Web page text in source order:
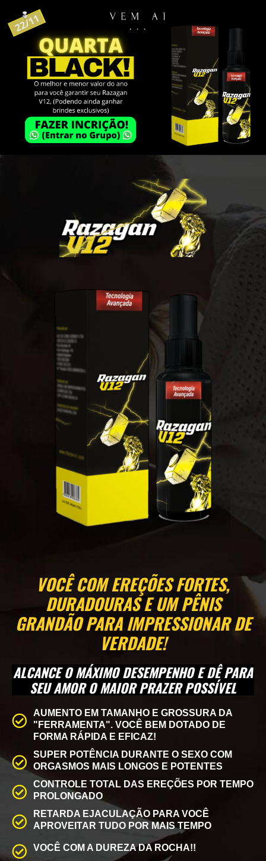
VOCÊ COM EREÇÕES FORTES,
DURADOURAS E UM PÊNIS
GRANDÃO PARA IMPRESSIONAR DE
VERDADE!
ALCANCE O MÁXIMO DESEMPENHO E DÊ PARA
SEU AMOR O MAIOR PRAZER POSSÍVEL
AUMENTO EM TAMANHO E GROSSURA DA
"FERRAMENTA". VOCÊ BEM DOTADO DE
FORMA RÁPIDA E EFICAZ!
SUPER POTÊNCIA DURANTE O SEXO COM
ORGASMOS MAIS LONGOS E POTENTES
CONTROLE TOTAL DAS EREÇÕES POR TEMPO
PROLONGADO
RETARDA EJACULAÇÃO PARA VOCÊ
APROVEITAR TUDO POR MAIS TEMPO
VOCÊ COM A DUREZA DA ROCHA!!